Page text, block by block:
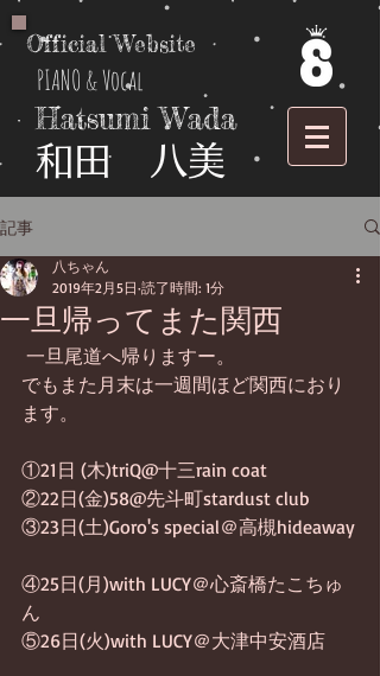
Official Website
PIANO & Vocal
Hatsumi Wada
​和田 八美
記事
一旦帰ってまた関西
八ちゃん
2019年2月5日 読了時間: 1分
一旦尾道へ帰りますー。
でもまた月末は一週間ほど関西におり
ます。
①21日 (木)triQ@十三rain coat
②22日(金)58@先斗町stardust club
③23日(土)Goro's special＠高槻hideaway
④25日(月)with LUCY＠心斎橋たこちゅ
ん
⑤26日(火)with LUCY＠大津中安酒店